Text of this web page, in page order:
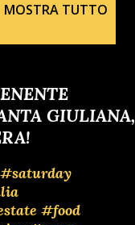
MOSTRA TUTTO
GIULIANA,
#saturday
#food